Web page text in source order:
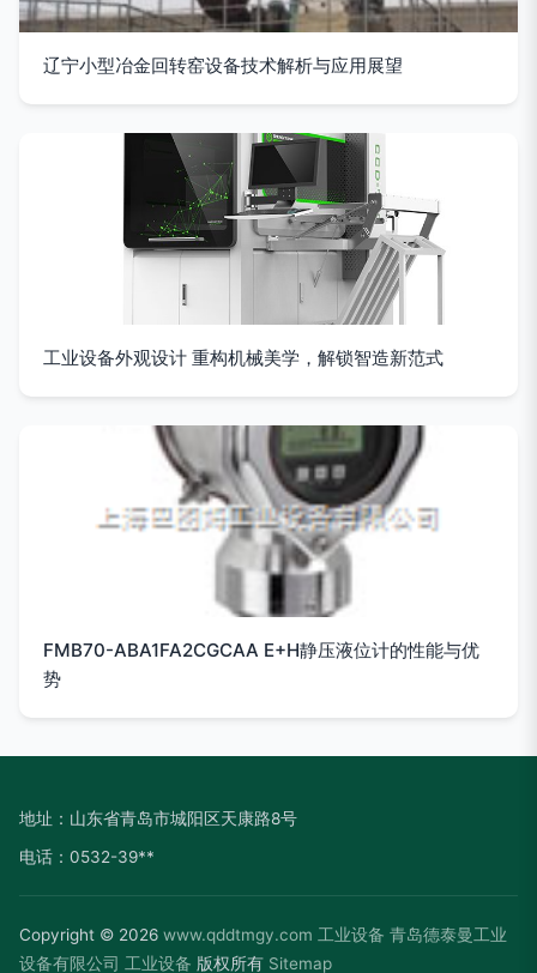
辽宁小型冶金回转窑设备技术解析与应用展望
工业设备外观设计 重构机械美学，解锁智造新范式
FMB70-ABA1FA2CGCAA E+H静压液位计的性能与优
势
地址：山东省青岛市城阳区天康路8号
电话：0532-39**
Copyright © 2026 www.qddtmgy.com 工业设备 青岛德泰曼工业
设备有限公司 工业设备 版权所有 Sitemap